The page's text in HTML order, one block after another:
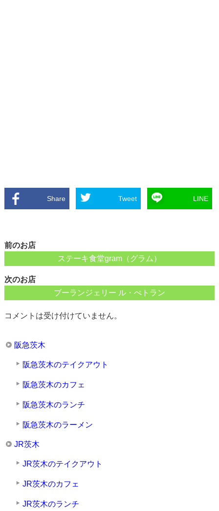
Share Tweet LINE
前のお店
ステーキ食堂gram（グラム）
次のお店
ブーランジェリー ル・ぺトラン
コメントは受け付けていません。
阪急茨木
阪急茨木のテイクアウト
阪急茨木のカフェ
阪急茨木のランチ
阪急茨木のラーメン
JR茨木
JR茨木のテイクアウト
JR茨木のカフェ
JR茨木のランチ